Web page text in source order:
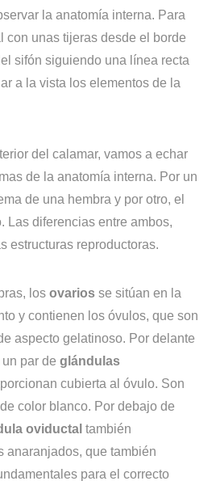
la anatomía interna. Para
con unas tijeras desde el borde
sifón siguiendo una línea recta
a la vista los elementos de la
del calamar, vamos a echar
de la anatomía interna. Por un
de una hembra y por otro, el
Las diferencias entre ambos,
estructuras reproductoras.
los ovarios se sitúan en la
y contienen los óvulos, que son
aspecto gelatinoso. Por delante
par de glándulas
cubierta al óvulo. Son
color blanco. Por debajo de
oviductal también
anaranjados, que también
para el correcto